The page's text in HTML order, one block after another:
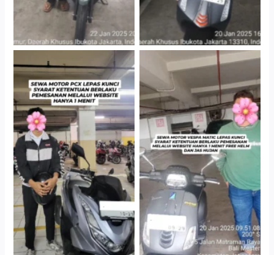
Hotel Kartika Chandra,
Jakarta Selatan
Cityplaza Jatinegara
Gedung Parkir P6A